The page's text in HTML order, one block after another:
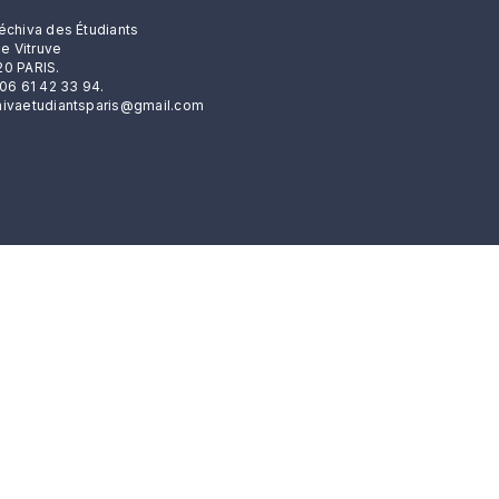
des Étudiants
Vitruve
PARIS.
61 42 33 94.